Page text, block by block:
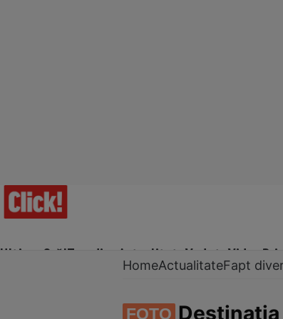
Ultima Oră!Trending Actualitate Vedete Video
HomeActualitateFapt
FOTO